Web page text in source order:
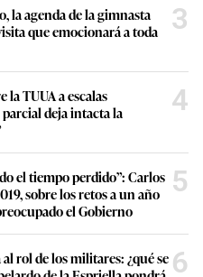
la agenda de la gimnasta
que emocionará a toda
3
la TUUA a escalas
deja intacta la
4
el tiempo perdido”: Carlos
sobre los retos a un año
el Gobierno
5
rol de los militares: ¿qué se 6